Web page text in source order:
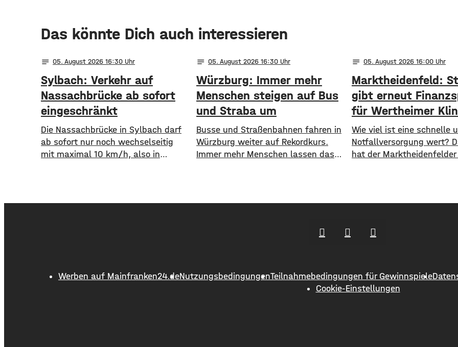
Das könnte Dich auch interessieren
notes 05. August 2026 16:30
Sylbach: Verkehr auf
Nassachbrücke ab sofort
eingeschränkt
Die Nassachbrücke in Sylbach darf
ab sofort nur noch wechselseitig
mit maximal 10 km/h, also in
Landratsamt am
zugenommen hat. Durch die
notes 05. August 2026 16:30
Würzburg: Immer mehr
Menschen steigen auf Bus
und Straba um
​​Busse und Straßenbahnen fahren in
Würzburg weiter auf Rekordkurs.
Immer mehr Menschen lassen das
im ersten Halbjahr 2026 so viele
zuvor. Insgesamt waren knapp 18
Millionen Menschen im öffentlichen
notes 05. August 2026 16:00
Marktheidenfeld:
gibt erneut
für Wertheimer
​​Wie viel ist eine schnelle
Notfallversorgung wert?
hat der
Bürgerspital in Wertheim
fließen in diesem Jahr an
entsprechenden
Menschen aus
Werben auf Mainfranken24.deNutzungsbedingungenTeilnahmebedingungen für Gewinnspiele
Cookie-Einstellungen